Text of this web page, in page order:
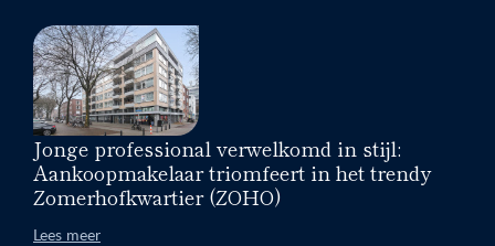
Jonge professional verwelkomd in stijl:
Aankoopmakelaar triomfeert in het trendy
Zomerhofkwartier (ZOHO)
Lees meer